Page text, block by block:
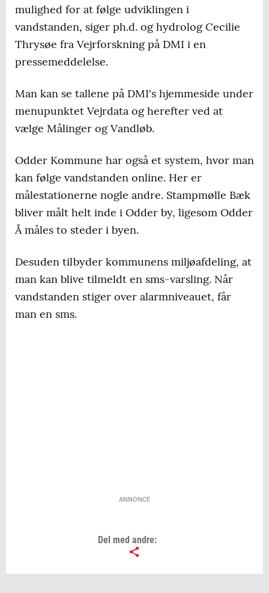
mulighed for at følge udviklingen i
vandstanden, siger ph.d. og hydrolog Cecilie
Thrysøe fra Vejrforskning på DMI i en
pressemeddelelse.
Man kan se tallene på DMI's hjemmeside under
menupunktet Vejrdata og herefter ved at
vælge Målinger og Vandløb.
Odder Kommune har også et system, hvor man
kan følge vandstanden online. Her er
målestationerne nogle andre. Stampmølle Bæk
bliver målt helt inde i Odder by, ligesom Odder
Å måles to steder i byen.
Desuden tilbyder kommunens miljøafdeling, at
man kan blive tilmeldt en sms-varsling. Når
vandstanden stiger over alarmniveauet, får
man en sms.
ANNONCE
Del med andre: